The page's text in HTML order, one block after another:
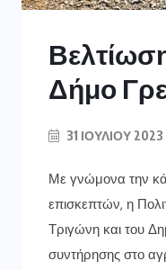
Δήμο
31 ΙΟΥΛΊΟΥ 2023
Με γνώμονα την
επισκεπτών, η
Τριγώνη και του
συντήρησης στο